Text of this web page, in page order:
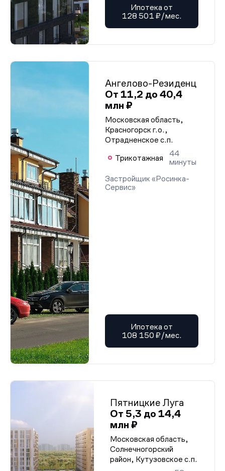
Ипотека от
128 501 ₽/мес.
Ангелово-Резиденц
От 11,2 до 40,4
млн ₽
Московская область,
Красногорск г.о.,
Отрадненское с.п.
Трикотажная
44
минуты
Застройщик «Росинка-
Сервис»
Ипотека от
108 150 ₽/мес.
Пятницкие Луга
От 5,3 до 14,4
млн ₽
Московская область,
Солнечногорский
район, Кутузовское с.п.